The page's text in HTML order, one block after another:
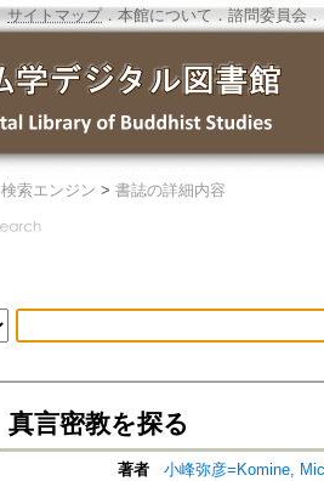
サイトマップ．本館について ． 諮問委員会 ．
検索エンジン > 書誌の詳細内容
真言密教を探る
著者
小峰弥彦=Komine,